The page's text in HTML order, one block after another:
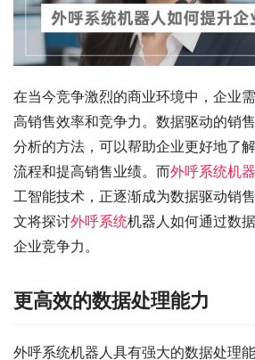
在当今竞争激烈的商业环境中，企业
高销售效率和竞争力。数据驱动的销
分析的方法，可以帮助企业更好地了
流程和提高销售业绩。而外呼系统机
工智能技术，正逐渐成为数据驱动销
文将探讨外呼系统机器人如何通过数
企业竞争力。
更高效的数据处理能力
外呼系统机器人具有强大的数据处理